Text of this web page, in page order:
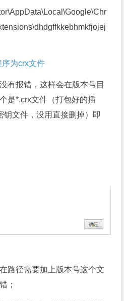
有报错，这样会在版本号目
是*.crx文件（打包好的插
钥文件，没用直接删掉）即
路径需要加上版本号这个文
；